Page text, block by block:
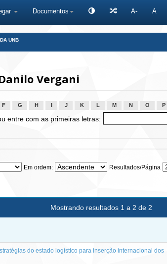
Documentos A- A
UNB
Vergani
F G H J K L M N O P
entre com as primeiras letras:
Em ordem: Resultados/Página
Mostrando resultados 1 a 2 de 2
do estado logístico para inserção internacional dos